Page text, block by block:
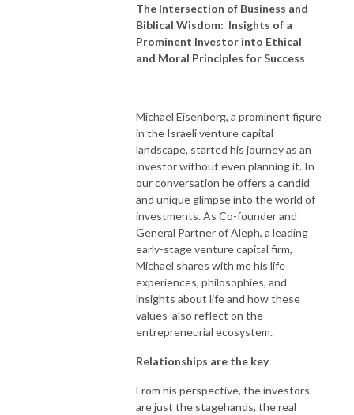
The Intersection of Business and
Biblical Wisdom: Insights of a
Prominent Investor into Ethical
and Moral Principles for Success
Michael Eisenberg, a prominent figure
in the Israeli venture capital
landscape, started his journey as an
investor without even planning it. In
our conversation he offers a candid
and unique glimpse into the world of
investments. As Co-founder and
General Partner of Aleph, a leading
early-stage venture capital firm,
Michael shares with me his life
experiences, philosophies, and
insights about life and how these
values also reflect on the
entrepreneurial ecosystem.
Relationships are the key
From his perspective, the investors
are just the stagehands, the real